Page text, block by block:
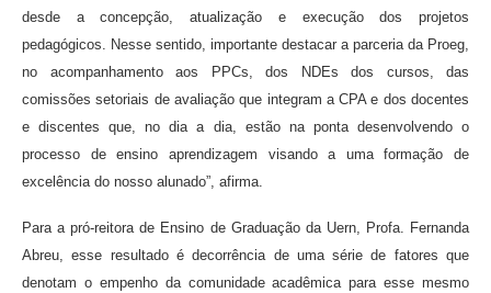
desde a concepção, atualização e execução dos projetos
pedagógicos. Nesse sentido, importante destacar a parceria da Proeg,
no acompanhamento aos PPCs, dos NDEs dos cursos, das
comissões setoriais de avaliação que integram a CPA e dos docentes
e discentes que, no dia a dia, estão na ponta desenvolvendo o
processo de ensino aprendizagem visando a uma formação de
excelência do nosso alunado”, afirma.
Para a pró-reitora de Ensino de Graduação da Uern, Profa. Fernanda
Abreu, esse resultado é decorrência de uma série de fatores que
denotam o empenho da comunidade acadêmica para esse mesmo